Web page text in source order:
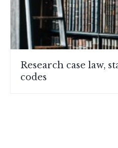
Research case law,
codes